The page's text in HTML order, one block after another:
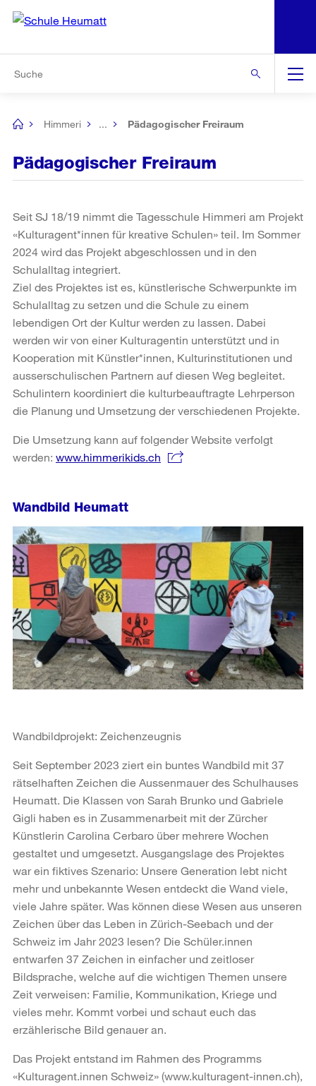
Navigation
[no
Himmeri ... Pädagogischer Freiraum
Pädagogischer Freiraum
Seit SJ 18/19 nimmt die Tagesschule Himmeri am Projekt
«Kulturagent*innen für kreative Schulen» teil. Im Sommer
2024 wird das Projekt abgeschlossen und in den
Schulalltag integriert.
Ziel des Projektes ist es, künstlerische Schwerpunkte im
Schulalltag zu setzen und die Schule zu einem
lebendigen Ort der Kultur werden zu lassen. Dabei
werden wir von einer Kulturagentin unterstützt und in
Kooperation mit Künstler*innen, Kulturinstitutionen und
ausserschulischen Partnern auf diesen Weg begleitet.
Schulintern koordiniert die kulturbeauftragte Lehrperson
die Planung und Umsetzung der verschiedenen Projekte.
Die Umsetzung kann auf folgender Website verfolgt
werden: www.himmerikids.ch
Wandbild Heumatt
Wandbildprojekt: Zeichenzeugnis
Seit September 2023 ziert ein buntes Wandbild mit 37
rätselhaften Zeichen die Aussenmauer des Schulhauses
Heumatt. Die Klassen von Sarah Brunko und Gabriele
Gigli haben es in Zusammenarbeit mit der Zürcher
Künstlerin Carolina Cerbaro über mehrere Wochen
gestaltet und umgesetzt. Ausgangslage des Projektes
war ein fiktives Szenario: Unsere Generation lebt nicht
mehr und unbekannte Wesen entdeckt die Wand viele,
viele Jahre später. Was können diese Wesen aus unseren
Zeichen über das Leben in Zürich-Seebach und der
Schweiz im Jahr 2023 lesen? Die Schüler.innen
entwarfen 37 Zeichen in einfacher und zeitloser
Bildsprache, welche auf die wichtigen Themen unsere
Zeit verweisen: Familie, Kommunikation, Kriege und
vieles mehr. Kommt vorbei und schaut euch das
erzählerische Bild genauer an.
Das Projekt entstand im Rahmen des Programms
«Kulturagent.innen Schweiz» (www.kulturagent-innen.ch),